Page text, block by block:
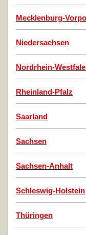
Mecklenburg-
Niedersachsen
Nordrhein-
Rheinland-Pfalz
Saarland
Sachsen
Sachsen-Anhalt
Schleswig-Holstein
Thüringen